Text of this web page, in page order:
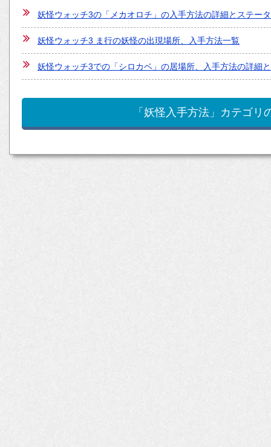
妖怪ウォッチ3の「メカオロチ」の入手方法の詳細とステー
妖怪ウォッチ3 ま行の妖怪の出現場所、入手方法一覧
妖怪ウォッチ3での「シロカベ」の居場所、入手方法の詳細
「妖怪入手方法」カテゴリ